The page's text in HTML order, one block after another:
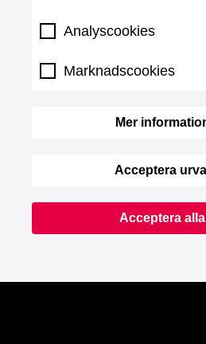
Analyscookies
Marknadscookies
Mer
Acceptera urval
Acceptera alla